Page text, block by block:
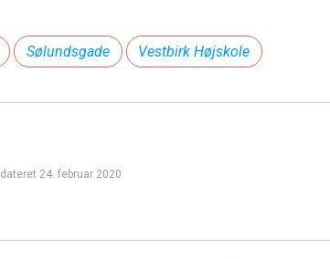
Sølundsgade Vestbirk Højskole
24. februar 2020